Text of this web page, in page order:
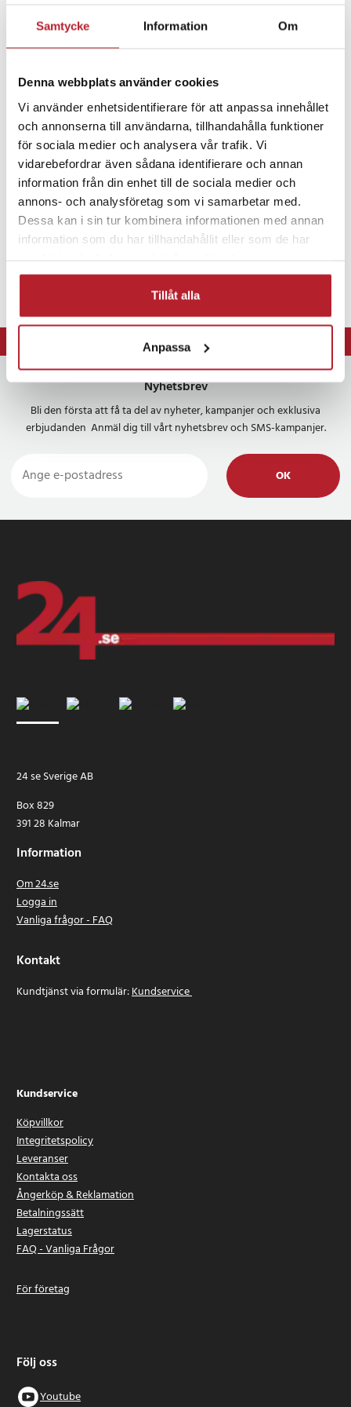
Samtycke Information Om
Denna webbplats använder cookies
Vi använder enhetsidentifierare för att anpassa innehållet
och annonserna till användarna, tillhandahålla funktioner
för sociala medier och analysera vår trafik. Vi
vidarebefordrar även sådana identifierare och annan
information från din enhet till de sociala medier och
annons- och analysföretag som vi samarbetar med.
Dessa kan i sin tur kombinera informationen med annan
information som du har tillhandahållit eller som de har
Tillåt alla
Anpassa
Batterier Batterier till larm & säkerhet
Batterier till kroppskameror
⭐ 365 dagars öppet köp
Nyhetsbrev
Bli den första att få ta del av nyheter, kampanjer och exklusiva
erbjudanden Anmäl dig till vårt nyhetsbrev och SMS-kampanjer.
OK
24 se Sverige AB
Box 829
391 28 Kalmar
Information
Om 24.se
Logga in
Vanliga frågor - FAQ
Kontakt
Kundtjänst via formulär:Kundservice
Kundservice
Köpvillkor
Integritetspolicy
Leveranser
Kontakta oss
Ångerköp & Reklamation
Betalningssätt
Lagerstatus
FAQ - Vanliga Frågor
För företag
Följ oss
Youtube